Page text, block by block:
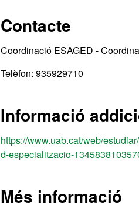
Contacte
Coordinació ESAGED -
Telèfon: 935929710
Informació
https://www.uab.cat/web/
d-especialitzacio-
Més informació